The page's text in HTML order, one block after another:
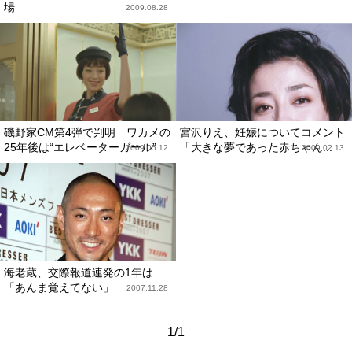
場
2009.08.28
磯野家CM第4弾で判明 ワカメの
25年後は“エレベーターガール”
2009.05.12
宮沢りえ、妊娠についてコメント
「大きな夢であった赤ちゃん...
2009.02.13
海老蔵、交際報道連発の1年は
「あんま覚えてない」
2007.11.28
1/1